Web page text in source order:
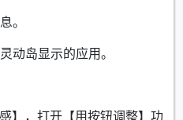
。
动岛显示的应用。
】，打开【用按钮调整】功